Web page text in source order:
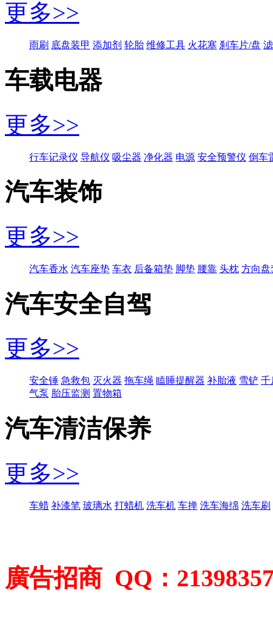
更多>>
雨刷 底盘装甲 添加剂 轮胎 维修工具 火花塞 刹车片/盘
车载电器
更多>>
行车记录仪 导航仪 吸尘器 净化器 电源 安全预警仪 倒车
汽车装饰
更多>>
汽车香水 汽车座垫 车衣 后备箱垫 脚垫 腰靠 头枕 方向盘
汽车安全自驾
更多>>
安全锤 急救包 灭火器 拖车绳 瞌睡提醒器 补胎液 雪铲 千
气泵 胎压监测 置物箱
汽车清洁保养
更多>>
车蜡 补漆笔 玻璃水 打蜡机 洗车机 车掸 洗车海绵 洗车刷
廣告招商 QQ：